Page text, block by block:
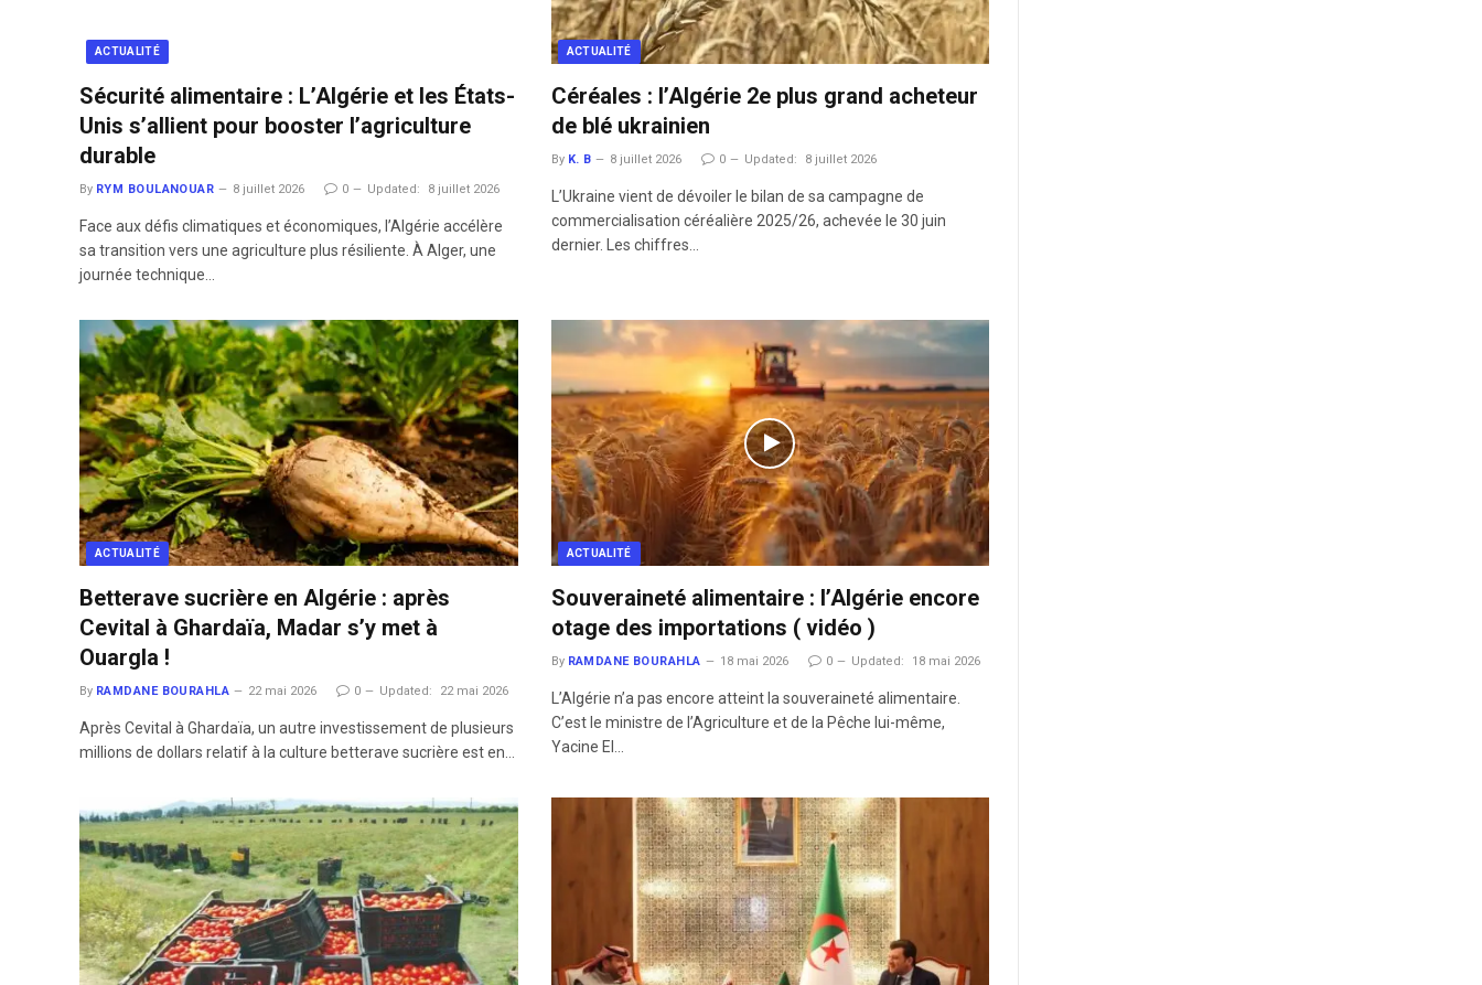
ACTUALITÉ
Sécurité alimentaire : L’Algérie et les États-
Unis s’allient pour booster l’agriculture
durable
By RYM BOULANOUAR 8 juillet 2026 0 Updated: 8 juillet 2026
Face aux défis climatiques et économiques, l’Algérie accélère
sa transition vers une agriculture plus résiliente. À Alger, une
journée technique…
ACTUALITÉ
Céréales : l’Algérie 2e plus grand acheteur
de blé ukrainien
By K. B 8 juillet 2026 0 Updated: 8 juillet 2026
L’Ukraine vient de dévoiler le bilan de sa campagne de
commercialisation céréalière 2025/26, achevée le 30 juin
dernier. Les chiffres…
ACTUALITÉ
Betterave sucrière en Algérie : après
Cevital à Ghardaïa, Madar s’y met à
Ouargla !
By RAMDANE BOURAHLA 22 mai 2026 0 Updated: 22 mai 2026
Après Cevital à Ghardaïa, un autre investissement de plusieurs
millions de dollars relatif à la culture betterave sucrière est en…
ACTUALITÉ
Souveraineté alimentaire : l’Algérie encore
otage des importations ( vidéo )
By RAMDANE BOURAHLA 18 mai 2026 0 Updated: 18 mai 2026
L’Algérie n’a pas encore atteint la souveraineté alimentaire.
C’est le ministre de l’Agriculture et de la Pêche lui-même,
Yacine El…